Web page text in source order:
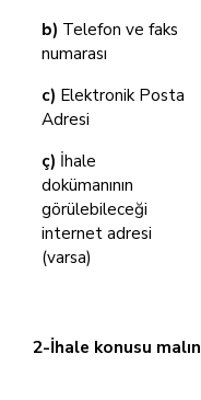
b) Telefon ve faks
numarası
c) Elektronik Posta
Adresi
ç) İhale
dokümanının
görülebileceği
internet adresi
(varsa)
2-İhale konusu malın